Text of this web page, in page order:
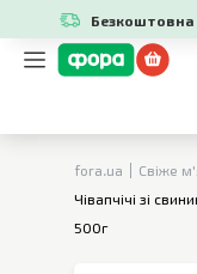
Безкоштовна
fora.ua Свіже
Чівапчічі зі
500г